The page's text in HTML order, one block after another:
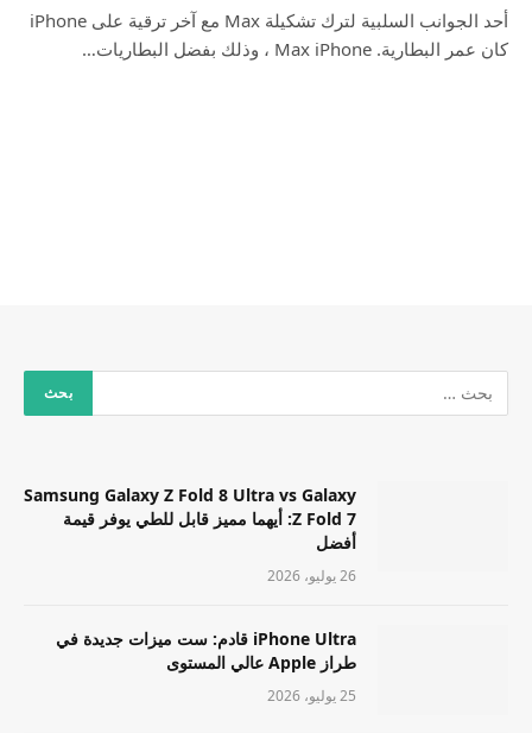
أحد الجوانب السلبية لترك تشكيلة Max مع آخر ترقية على iPhone
كان عمر البطارية. Max iPhone ، وذلك بفضل البطاريات…
Samsung Galaxy Z Fold 8 Ultra vs Galaxy
Z Fold 7: أيهما مميز قابل للطي يوفر قيمة
أفضل
26 يوليو، 2026
iPhone Ultra قادم: ست ميزات جديدة في
طراز Apple عالي المستوى
25 يوليو، 2026